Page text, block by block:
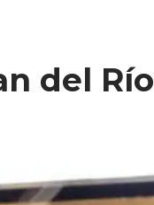
del Río